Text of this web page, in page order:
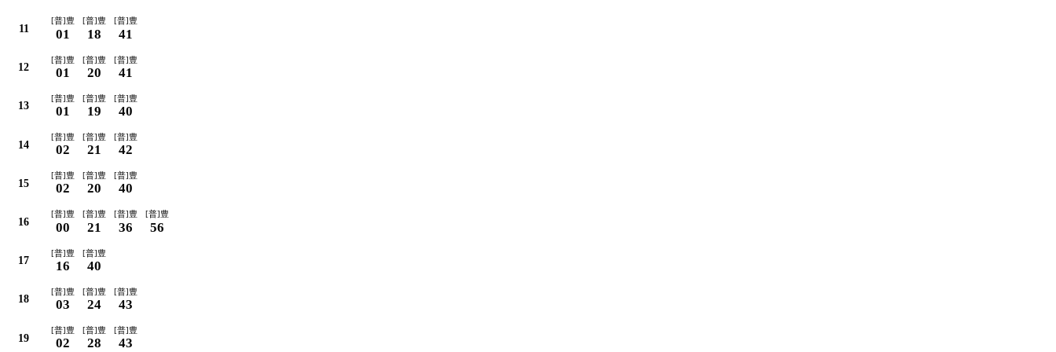
11
[普]豊
01
[普]豊
18
[普]豊
41
12
[普]豊
01
[普]豊
20
[普]豊
41
13
[普]豊
01
[普]豊
19
[普]豊
40
14
[普]豊
02
[普]豊
21
[普]豊
42
15
[普]豊
02
[普]豊
20
[普]豊
40
16
[普]豊
00
[普]豊
21
[普]豊
36
[普]豊
56
17
[普]豊
16
[普]豊
40
18
[普]豊
03
[普]豊
24
[普]豊
43
19
[普]豊
02
[普]豊
28
[普]豊
43